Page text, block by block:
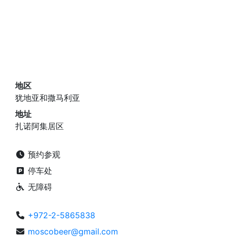
地区
犹地亚和撒马利亚
地址
扎诺阿集居区
预约参观
停车处
无障碍
+972-2-5865838
moscobeer@gmail.com